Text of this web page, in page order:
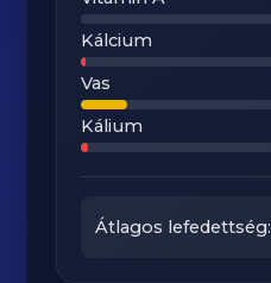
Kálcium
Vas
Kálium
Átlagos lefedettség: